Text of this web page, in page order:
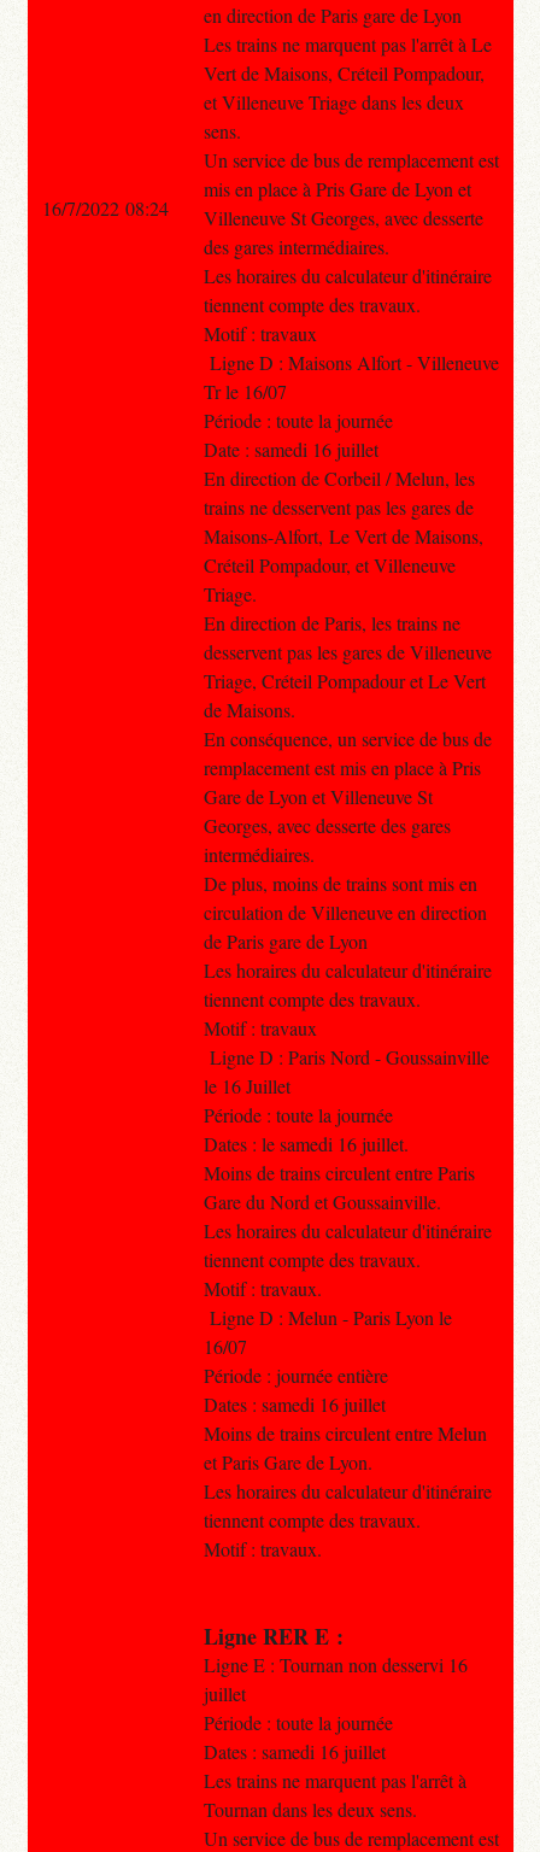
en direction de Paris gare de Lyon
Les trains ne marquent pas l'arrêt à Le
Vert de Maisons, Créteil Pompadour,
et Villeneuve Triage dans les deux
sens.
Un service de bus de remplacement est
mis en place à Pris Gare de Lyon et
Villeneuve St Georges, avec desserte
des gares intermédiaires.
Les horaires du calculateur d'itinéraire
tiennent compte des travaux.
Motif : travaux
Ligne D : Maisons Alfort - Villeneuve
Tr le 16/07
Période : toute la journée
Date : samedi 16 juillet
En direction de Corbeil / Melun, les
trains ne desservent pas les gares de
Maisons-Alfort, Le Vert de Maisons,
Créteil Pompadour, et Villeneuve
Triage.
En direction de Paris, les trains ne
desservent pas les gares de Villeneuve
Triage, Créteil Pompadour et Le Vert
de Maisons.
En conséquence, un service de bus de
remplacement est mis en place à Pris
Gare de Lyon et Villeneuve St
Georges, avec desserte des gares
intermédiaires.
De plus, moins de trains sont mis en
circulation de Villeneuve en direction
de Paris gare de Lyon
Les horaires du calculateur d'itinéraire
tiennent compte des travaux.
Motif : travaux
Ligne D : Paris Nord - Goussainville
le 16 Juillet
Période : toute la journée
Dates : le samedi 16 juillet.
Moins de trains circulent entre Paris
Gare du Nord et Goussainville.
Les horaires du calculateur d'itinéraire
tiennent compte des travaux.
Motif : travaux.
Ligne D : Melun - Paris Lyon le
16/07
Période : journée entière
Dates : samedi 16 juillet
Moins de trains circulent entre Melun
et Paris Gare de Lyon.
Les horaires du calculateur d'itinéraire
tiennent compte des travaux.
Motif : travaux.
Ligne RER E :
Ligne E : Tournan non desservi 16
juillet
Période : toute la journée
Dates : samedi 16 juillet
Les trains ne marquent pas l'arrêt à
Tournan dans les deux sens.
Un service de bus de remplacement est
16/7/2022 08:24